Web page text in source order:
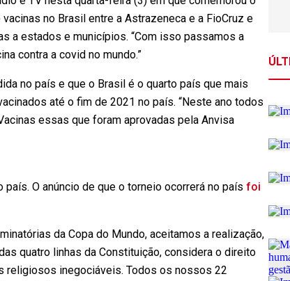
no Brasil entre a Astrazeneca e a FioCruz e
a estados e municípios. “Com isso passamos a
contra a covid no mundo.”
no país e que o Brasil é o quarto país que mais
até o fim de 2021 no país. “Neste ano todos
essas que foram aprovadas pela Anvisa
O anúncio de que o torneio ocorrerá no país foi
da Copa do Mundo, aceitamos a realização,
quatro linhas da Constituição, considera o direito
religiosos inegociáveis. Todos os nossos 22